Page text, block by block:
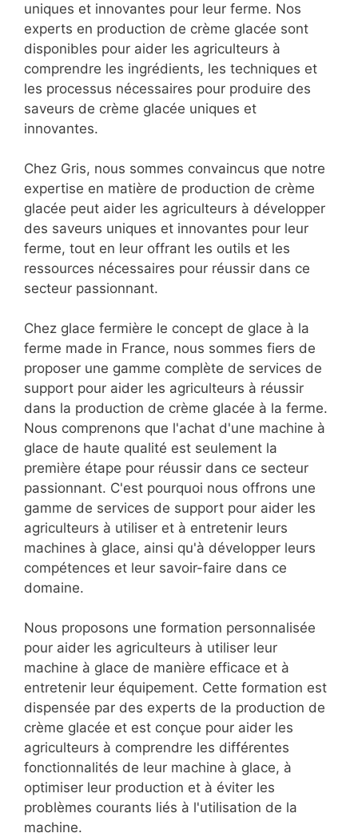
uniques et innovantes pour leur ferme. Nos
experts en production de crème glacée sont
disponibles pour aider les agriculteurs à
comprendre les ingrédients, les techniques et
les processus nécessaires pour produire des
saveurs de crème glacée uniques et
innovantes.
Chez Gris, nous sommes convaincus que notre
expertise en matière de production de crème
glacée peut aider les agriculteurs à développer
des saveurs uniques et innovantes pour leur
ferme, tout en leur offrant les outils et les
ressources nécessaires pour réussir dans ce
secteur passionnant.
Chez glace fermière le concept de glace à la
ferme made in France, nous sommes fiers de
proposer une gamme complète de services de
support pour aider les agriculteurs à réussir
dans la production de crème glacée à la ferme.
Nous comprenons que l'achat d'une machine à
glace de haute qualité est seulement la
première étape pour réussir dans ce secteur
passionnant. C'est pourquoi nous offrons une
gamme de services de support pour aider les
agriculteurs à utiliser et à entretenir leurs
machines à glace, ainsi qu'à développer leurs
compétences et leur savoir-faire dans ce
domaine.
Nous proposons une formation personnalisée
pour aider les agriculteurs à utiliser leur
machine à glace de manière efficace et à
entretenir leur équipement. Cette formation est
dispensée par des experts de la production de
crème glacée et est conçue pour aider les
agriculteurs à comprendre les différentes
fonctionnalités de leur machine à glace, à
optimiser leur production et à éviter les
problèmes courants liés à l'utilisation de la
machine.